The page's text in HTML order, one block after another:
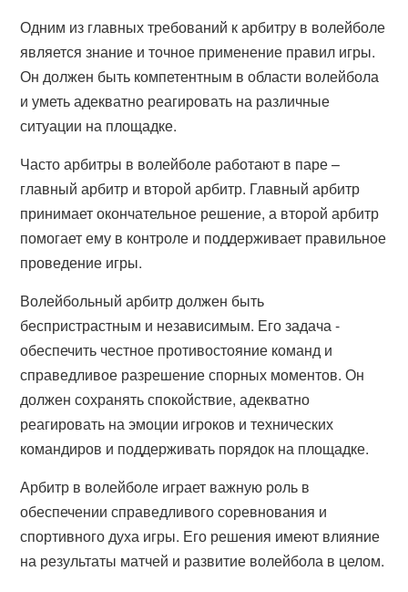
Одним из главных требований к арбитру в волейболе
является знание и точное применение правил игры.
Он должен быть компетентным в области волейбола
и уметь адекватно реагировать на различные
ситуации на площадке.
Часто арбитры в волейболе работают в паре –
главный арбитр и второй арбитр. Главный арбитр
принимает окончательное решение, а второй арбитр
помогает ему в контроле и поддерживает правильное
проведение игры.
Волейбольный арбитр должен быть
беспристрастным и независимым. Его задача -
обеспечить честное противостояние команд и
справедливое разрешение спорных моментов. Он
должен сохранять спокойствие, адекватно
реагировать на эмоции игроков и технических
командиров и поддерживать порядок на площадке.
Арбитр в волейболе играет важную роль в
обеспечении справедливого соревнования и
спортивного духа игры. Его решения имеют влияние
на результаты матчей и развитие волейбола в целом.